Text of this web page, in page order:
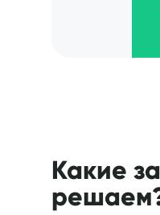
Какие